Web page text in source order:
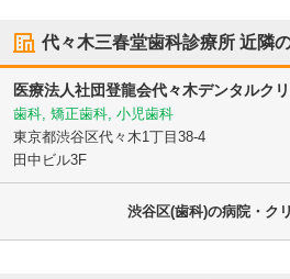
代々木三春堂歯科診療所 近隣
医療法人社団登龍会代々木デンタルク
歯科, 矯正歯科, 小児歯科
東京都渋谷区代々木1丁目38-4
田中ビル3F
渋谷区(歯科)の病院・ク